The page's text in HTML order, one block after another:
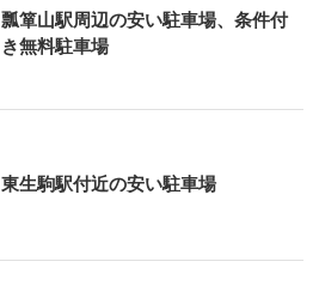
瓢箪山駅周辺の安い駐車場、条件付
き無料駐車場
東生駒駅付近の安い駐車場